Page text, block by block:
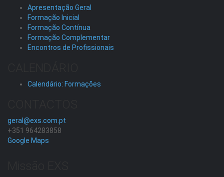
Apresentação Geral
Formação Inicial
Formação Contínua
Formação Complementar
Encontros de Profissionais
Calendário: Formações
geral@exs.com.pt
+351 964283858
Google Maps